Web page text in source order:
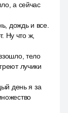
а сейчас
дождь и все.
Ну что ж,
тело
лучики
день я за